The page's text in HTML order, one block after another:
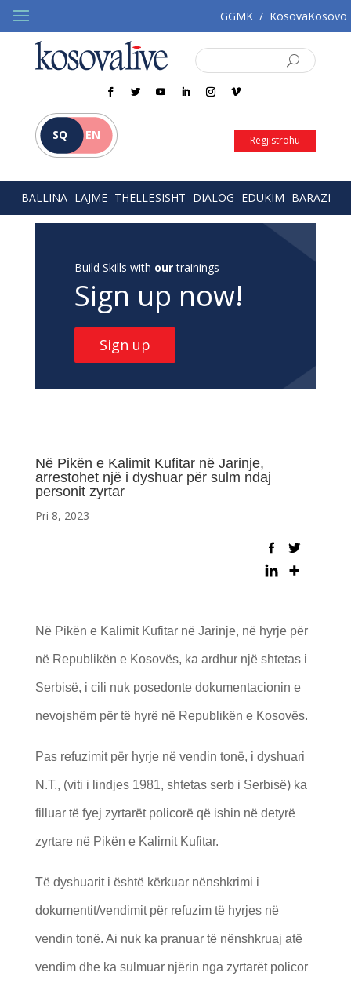
GGMK / KosovaKosovo
SQ EN Regjistrohu
BALLINA LAJME THELLËSISHT DIALOG EDUKIM BARAZI
Build Skills with ourtrainings
Sign up now!
Sign up
Në Pikën e Kalimit Kufitar në Jarinje,
arrestohet një i dyshuar për sulm ndaj
personit zyrtar
Pri 8, 2023
Në Pikën e Kalimit Kufitar në Jarinje, në hyrje për
në Republikën e Kosovës, ka ardhur një shtetas i
Serbisë, i cili nuk posedonte dokumentacionin e
nevojshëm për të hyrë në Republikën e Kosovës.
Pas refuzimit për hyrje në vendin tonë, i dyshuari
N.T., (viti i lindjes 1981, shtetas serb i Serbisë) ka
filluar të fyej zyrtarët policorë që ishin në detyrë
zyrtare në Pikën e Kalimit Kufitar.
Të dyshuarit i është kërkuar nënshkrimi i
dokumentit/vendimit për refuzim të hyrjes në
vendin tonë. Ai nuk ka pranuar të nënshkruaj atë
vendim dhe ka sulmuar njërin nga zyrtarët policor